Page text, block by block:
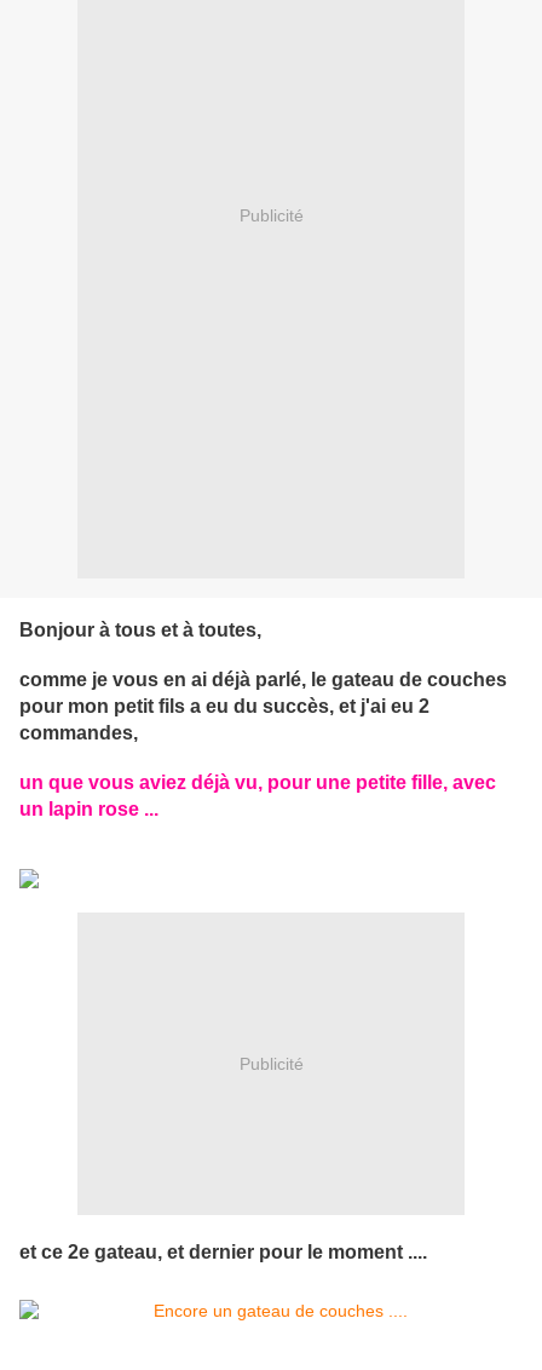
Publicité
Bonjour à tous et à toutes,
comme je vous en ai déjà parlé, le gateau de couches
pour mon petit fils a eu du succès, et j'ai eu 2
commandes,
un que vous aviez déjà vu, pour une petite fille, avec
un lapin rose ...
Publicité
et ce 2e gateau, et dernier pour le moment ....